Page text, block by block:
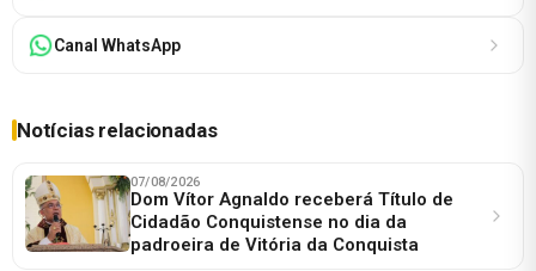
Canal WhatsApp
Notícias relacionadas
07/08/2026
Dom Vítor Agnaldo receberá Título de
Cidadão Conquistense no dia da
padroeira de Vitória da Conquista